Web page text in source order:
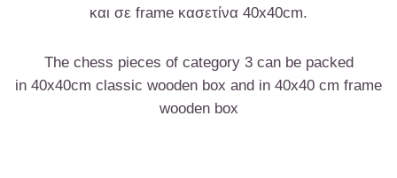
και σε frame κασετίνα 40x40cm.
The chess pieces of category 3 can be packed
in 40x40cm classic wooden box and in 40x40 cm frame
wooden box